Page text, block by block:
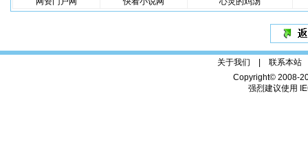
关于我们 | 联系本站
Copyright© 2008-
强烈建议使用